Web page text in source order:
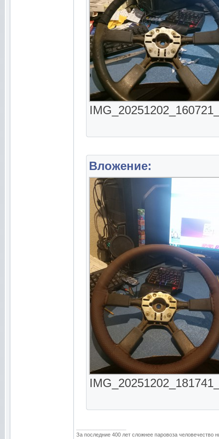
Вложение:
За последние 400 лет сложнее паровоза человечество